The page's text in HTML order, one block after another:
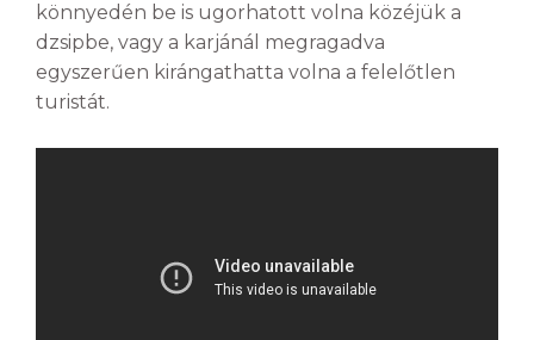
könnyedén be is ugorhatott volna közéjük a
dzsipbe, vagy a karjánál megragadva
egyszerűen kirángathatta volna a felelőtlen
turistát.